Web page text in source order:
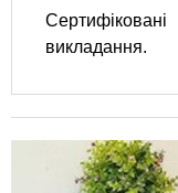
Сертифіковані
викладання.